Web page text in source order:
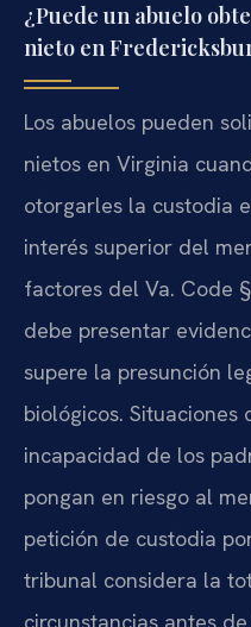
¿Puede un abuelo
nieto en
Los abuelos pueden
nietos en Virginia
otorgarles la custodia
interés superior del
factores del Va. Code
debe presentar
supere la presunción
biológicos. Situaciones
incapacidad de los
pongan en riesgo al
petición de custodia
tribunal considera la